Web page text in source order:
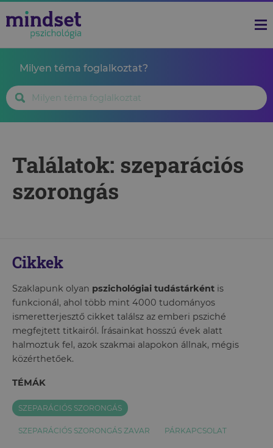
Milyen téma foglalkoztat?
Találatok: szeparációs
szorongás
Cikkek
Szaklapunk olyan pszichológiai tudástárként is
funkcionál, ahol több mint 4000 tudományos
ismeretterjesztő cikket találsz az emberi psziché
megfejtett titkairól. Írásainkat hosszú évek alatt
halmoztuk fel, azok szakmai alapokon állnak, mégis
közérthetőek.
TÉMÁK
SZEPARÁCIÓS SZORONGÁS
SZEPARÁCIÓS SZORONGÁS ZAVAR PÁRKAPCSOLAT